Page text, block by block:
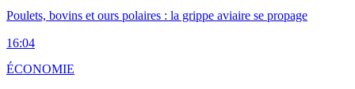
Poulets, bovins et ours polaires : la grippe aviaire se propage
16:04
ÉCONOMIE